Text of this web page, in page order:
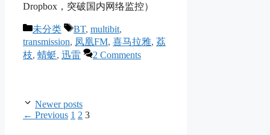
Dropbox，突破国内网络监控）
Categories
未分类 Tags
BT, multibit,
transmission, 凤凰FM, 喜马拉雅, 荔
枝, 蜻蜓, 迅雷 2 Comments
Newer posts
← Previous Page
1 Page
2 Page
3